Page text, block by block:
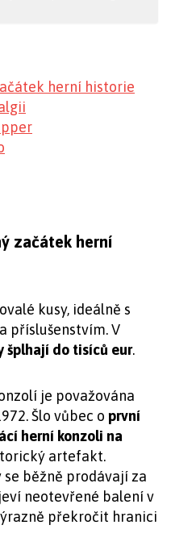
herní historie
začátek herní
kusy, ideálně s
příslušenstvím. V
šplhají do tisíců eur.
je považována
Šlo vůbec o první
herní konzoli na
artefakt.
běžně prodávají za
neotevřené balení v
překročit hranici